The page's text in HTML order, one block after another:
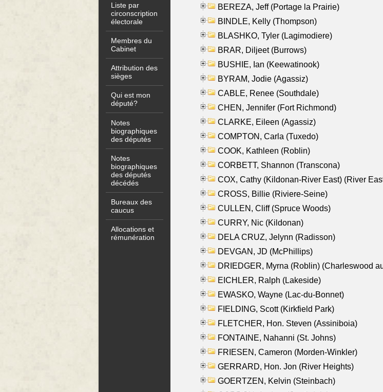
Liste par
circonscription
électorale
Membres du
Cabinet
Attribution des
sièges
Qui est mon
député?
Notes
biographiques
des députés
Notes
biographiques
des députés
décédés
Bureaux des
caucus
Allocations et
rémunération
BEREZA, Jeff (Portage la Prairie)
BINDLE, Kelly (Thompson)
BLASHKO, Tyler (Lagimodiere)
BRAR, Diljeet (Burrows)
BUSHIE, Ian (Keewatinook)
BYRAM, Jodie (Agassiz)
CABLE, Renee (Southdale)
CHEN, Jennifer (Fort Richmond)
CLARKE, Eileen (Agassiz)
COMPTON, Carla (Tuxedo)
COOK, Kathleen (Roblin)
CORBETT, Shannon (Transcona)
COX, Cathy (Kildonan-River East) (River
CROSS, Billie (Riviere-Seine)
CULLEN, Cliff (Spruce Woods)
CURRY, Nic (Kildonan)
DELA CRUZ, Jelynn (Radisson)
DEVGAN, JD (McPhillips)
DRIEDGER, Myrna (Roblin) (Charleswood
EICHLER, Ralph (Lakeside)
EWASKO, Wayne (Lac-du-Bonnet)
FIELDING, Scott (Kirkfield Park)
FLETCHER, Hon. Steven (Assiniboia)
FONTAINE, Nahanni (St. Johns)
FRIESEN, Cameron (Morden-Winkler)
GERRARD, Hon. Jon (River Heights)
GOERTZEN, Kelvin (Steinbach)